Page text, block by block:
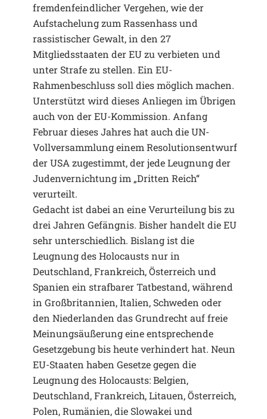
fremdenfeindlicher Vergehen, wie der
Aufstachelung zum Rassenhass und
rassistischer Gewalt, in den 27
Mitgliedsstaaten der EU zu verbieten und
unter Strafe zu stellen. Ein EU-
Rahmenbeschluss soll dies möglich machen.
Unterstützt wird dieses Anliegen im Übrigen
auch von der EU-Kommission. Anfang
Februar dieses Jahres hat auch die UN-
Vollversammlung einem Resolutionsentwurf
der USA zugestimmt, der jede Leugnung der
Judenvernichtung im „Dritten Reich“
verurteilt.
Gedacht ist dabei an eine Verurteilung bis zu
drei Jahren Gefängnis. Bisher handelt die EU
sehr unterschiedlich. Bislang ist die
Leugnung des Holocausts nur in
Deutschland, Frankreich, Österreich und
Spanien ein strafbarer Tatbestand, während
in Großbritannien, Italien, Schweden oder
den Niederlanden das Grundrecht auf freie
Meinungsäußerung eine entsprechende
Gesetzgebung bis heute verhindert hat. Neun
EU-Staaten haben Gesetze gegen die
Leugnung des Holocausts: Belgien,
Deutschland, Frankreich, Litauen, Österreich,
Polen, Rumänien, die Slowakei und